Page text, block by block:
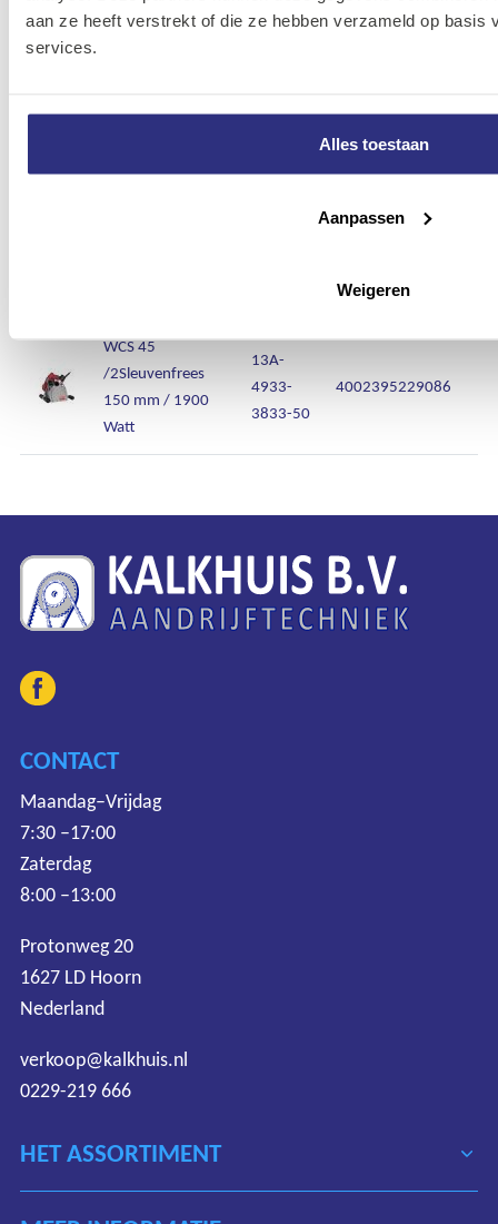
aan ze heeft verstrekt of die ze hebben verzameld op basis
services.
Alles toestaan
Aanpassen
Weigeren
EStiftslijpmachine
4933-
4002395230037
WCS 45
/2Sleuvenfrees
150 mm / 1900
Watt
13A-
4933-
3833-50
4002395229086
HET ASSORTIMENT
CONTACT
Maandag–Vrijdag
7:30 –17:00
Zaterdag
8:00 –13:00
Protonweg 20
1627 LD Hoorn
Nederland
verkoop@kalkhuis.nl
0229-219 666